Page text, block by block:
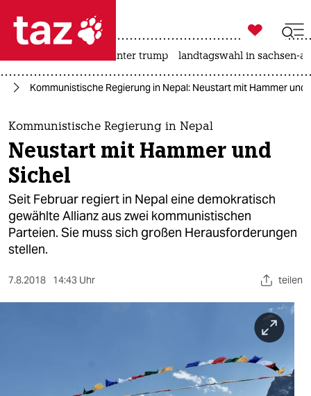
 taz zahl ich
taz zahl ich
themen
politik
öko
gesellschaft
kultur
sport

taz zahl ich
usa unter trump landtagswahl in sachsen-
Kommunistische Regierung in Nepal: Neustart mit Hammer und
Kommunistische Regierung in Nepal
Neustart mit Hammer und
Sichel
Seit Februar regiert in Nepal eine demokratisch
gewählte Allianz aus zwei kommunistischen
Parteien. Sie muss sich großen Herausforderungen
stellen.
7.8.2018 14:43 Uhr teilen